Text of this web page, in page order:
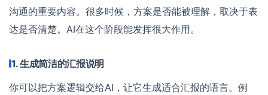
沟通的重要内容。很多时候，方案是否能被理解，取决于表
达是否清楚。AI在这个阶段能发挥很大作用。
1. 生成简洁的汇报说明
你可以把方案逻辑交给AI，让它生成适合汇报的语言。例